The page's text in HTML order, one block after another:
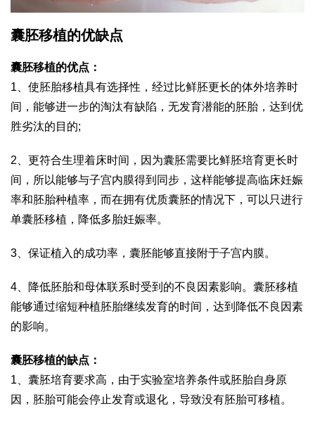
囊胚移植的优缺点
囊胚移植的优点：
1、使胚胎移植具有选择性，经过比鲜胚更长的体外培养时
间，能够进一步的淘汰有缺陷，无发育潜能的胚胎，达到优
胜劣汰的目的;
2、更符合生理着床时间，因为囊胚需要比鲜胚培育更长时
间，所以能够与子宫内膜得到同步，这样能够提高临床妊娠
率和胚胎种植率，而在拥有优质囊胚的情况下，可以只进行
单囊胚移植，降低多胎妊娠率。
3、保证植入的成功率，囊胚能够直接附于子宫内膜。
4、降低胚胎和母体联系时受到的不良因素影响。囊胚移植
能够通过缩短种植胚胎继续发育的时间，达到降低不良因素
的影响。
囊胚移植的缺点：
1、囊胚培育要求高，由于实验室培养条件或胚胎自身原
因，胚胎可能会停止发育或退化，导致没有胚胎可移植。